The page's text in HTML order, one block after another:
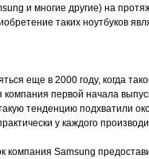
и многие другие) на
таких ноутбуков
еще в 2000 году, когда
компания первой начала
тенденцию подхватили
у каждого
компания Samsung